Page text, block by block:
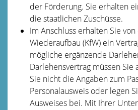
der Förderung. Sie erhalten
die staatlichen Zuschüsse.
Im Anschluss erhalten Sie
Wiederaufbau (KfW) ein
mögliche ergänzende
Darlehensvertrag müssen Sie
Sie nicht die Angaben zum
Personalausweis oder legen
Ausweises bei. Mit Ihrer